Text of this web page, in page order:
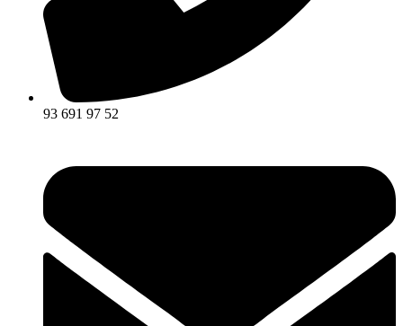
93 691 97 52